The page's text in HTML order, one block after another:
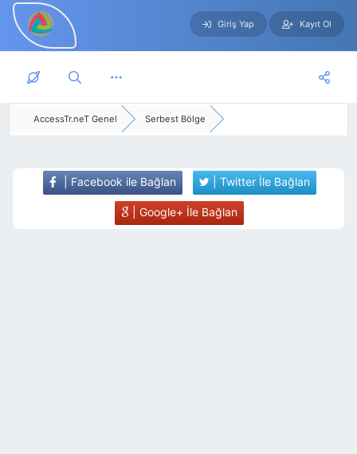
Skip to main content
Giriş Yap Kayıt Ol
AccessTr.neT Genel Serbest Bölge
| Facebook ile Bağlan | Twitter İle Bağlan
| Google+ İle Bağlan